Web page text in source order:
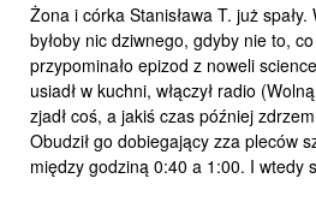
Żona i córka Stanisława T. już spały.
byłoby nic dziwnego, gdyby nie to,
przypominało epizod z noweli
usiadł w kuchni, włączył radio
zjadł coś, a jakiś czas później
Obudził go dobiegający zza pleców
między godziną 0:40 a 1:00. I wtedy